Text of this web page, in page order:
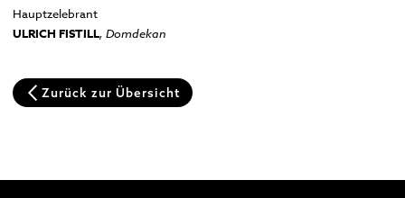
Musikgeschichte
Johanneskapelle
Frauenkirche
Hofburg
MENSCHENBILDER
Hauptzelebrant
ULRICH FISTILL, Domdekan
Zurück zur Übersicht